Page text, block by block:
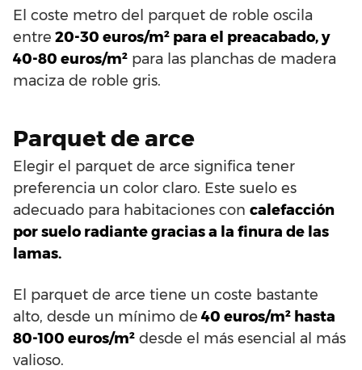
El coste metro del parquet de roble oscila
entre 20-30 euros/m² para el preacabado, y
40-80 euros/m² para las planchas de madera
maciza de roble gris.
Parquet de arce
Elegir el parquet de arce significa tener
preferencia un color claro. Este suelo es
adecuado para habitaciones con calefacción
por suelo radiante gracias a la finura de las
lamas.
El parquet de arce tiene un coste bastante
alto, desde un mínimo de 40 euros/m² hasta
80-100 euros/m² desde el más esencial al más
valioso.